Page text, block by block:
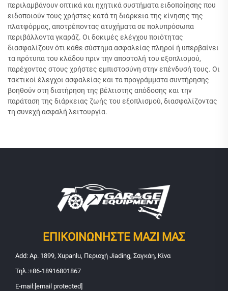
περιλαμβάνουν οπτικά και ηχητικά συστήματα ειδοποίησης που
ειδοποιούν τους χρήστες κατά τη διάρκεια της κίνησης της
πλατφόρμας, αποτρέποντας ατυχήματα σε πολυπρόσωπα
περιβάλλοντα γκαράζ. Οι δοκιμές ελέγχου ποιότητας
διασφαλίζουν ότι κάθε σύστημα ασφαλείας πληροί ή υπερβαίνει
τα πρότυπα του κλάδου πριν την αποστολή του εξοπλισμού,
παρέχοντας στους χρήστες εμπιστοσύνη στην επένδυσή τους. Οι
τακτικοί έλεγχοι ασφαλείας και τα προγράμματα συντήρησης
βοηθούν στη διατήρηση της βέλτιστης απόδοσης και την
παράταση της διάρκειας ζωής του εξοπλισμού, διασφαλίζοντας
τη συνεχή ασφαλή λειτουργία.
ΕΠΙΚΟΙΝΩΝΉΣΤΕ ΜΑΖΊ ΜΑΣ
Add: Αρ. 1899, Xupanlu, Περιοχή Jiading, Σαγκάη, Κίνα
Τηλ.:+86-18916801867
E-mail: [email protected]